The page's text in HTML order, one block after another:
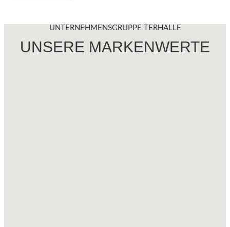
UNTERNEHMENSGRUPPE TERHALLE
UNSERE MARKENWERTE